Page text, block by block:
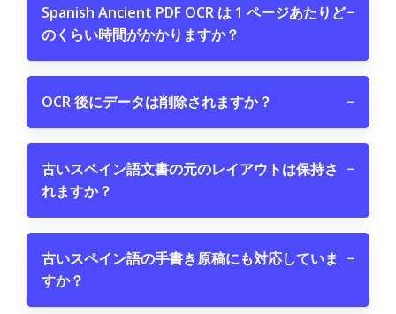
Spanish Ancient PDF OCR は 1 ページあたりど
のくらい時間がかかりますか？
−
OCR 後にデータは削除されますか？ −
古いスペイン語文書の元のレイアウトは保持さ
れますか？
−
古いスペイン語の手書き原稿にも対応していま
すか？
−